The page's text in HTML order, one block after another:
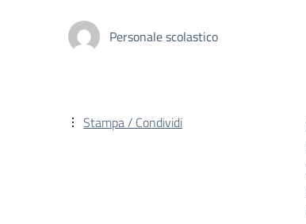
Personale scolastico
Stampa / Condividi